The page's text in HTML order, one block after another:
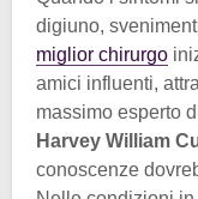
digiuno,
miglior chirurgo
amici influenti,
massimo esperto
Harvey William
conoscenze